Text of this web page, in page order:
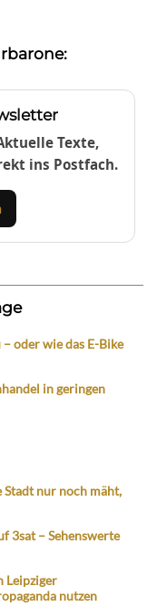
Texte,
ins Postfach.
oder wie das E-Bike
in geringen
nur noch mäht,
3sat – Sehenswerte
Leipziger
nutzen